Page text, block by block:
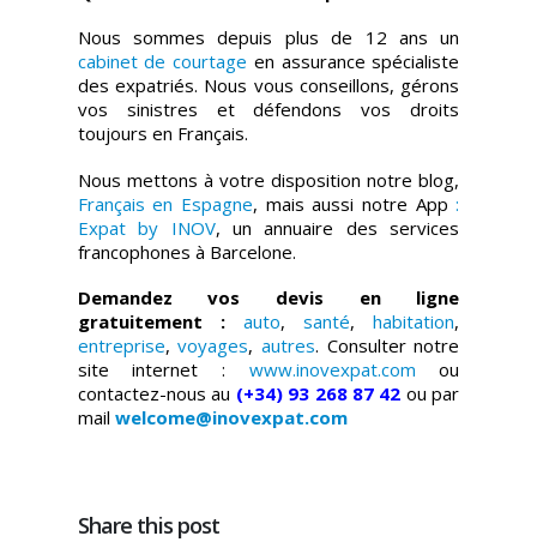
Nous sommes depuis plus de 12 ans un
cabinet de courtage en assurance spécialiste
des expatriés. Nous vous conseillons, gérons
vos sinistres et défendons vos droits
toujours en Français.
Nous mettons à votre disposition notre blog,
Français en Espagne, mais aussi notre App:
Expat by INOV, un annuaire des services
francophones à Barcelone.
Demandez vos devis en ligne
gratuitement :
auto,santé,habitation,
entreprise,voyages,autres. Consulter notre
site internet : www.inovexpat.com ou
contactez-nous au (+34) 93 268 87 42 ou par
mail welcome@inovexpat.com
Share this post